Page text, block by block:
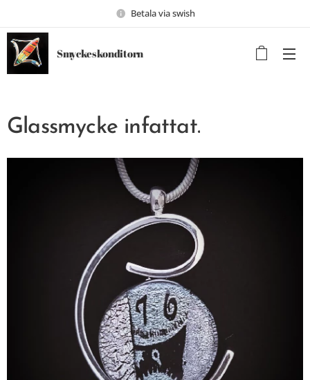
Betala via swish
Smyckeskonditorn
Glassmycke infattat.